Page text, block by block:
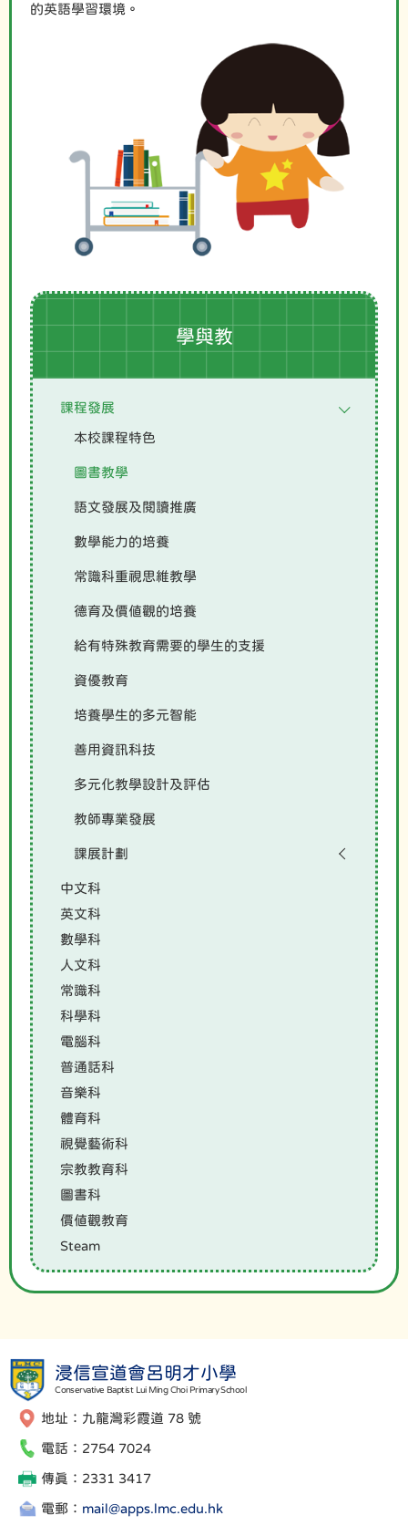
的英語學習環境。
學與教
課程發展
本校課程特色
圖書教學
語文發展及閱讀推廣
數學能力的培養
常識科重視思維教學
德育及價值觀的培養
給有特殊教育需要的學生的支援
資優教育
培養學生的多元智能
善用資訊科技
多元化教學設計及評估
教師專業發展
課展計劃
中文科
英文科
數學科
人文科
常識科
科學科
電腦科
普通話科
音樂科
體育科
視覺藝術科
宗教教育科
圖書科
價值觀教育
Steam
浸信宣道會呂明才小學
Conservative Baptist Lui Ming Choi Primary School
地址：九龍灣彩霞道 78 號
電話：2754 7024
傳真：2331 3417
電郵： mail@apps.lmc.edu.hk